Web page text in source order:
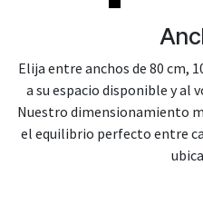
Elija entre anchos de 80 cm,
a su espacio disponible y al
Nuestro dimensionamiento
el equilibrio perfecto entre